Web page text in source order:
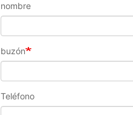
nombre
buzón
Teléfono